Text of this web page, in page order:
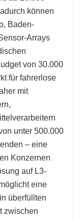
können
Baden-
Arrays
von 30.000
für fahrerlose
mit
unter 500.000
– eine
Konzernen
auf L3-
eine
überfüllten
zwischen